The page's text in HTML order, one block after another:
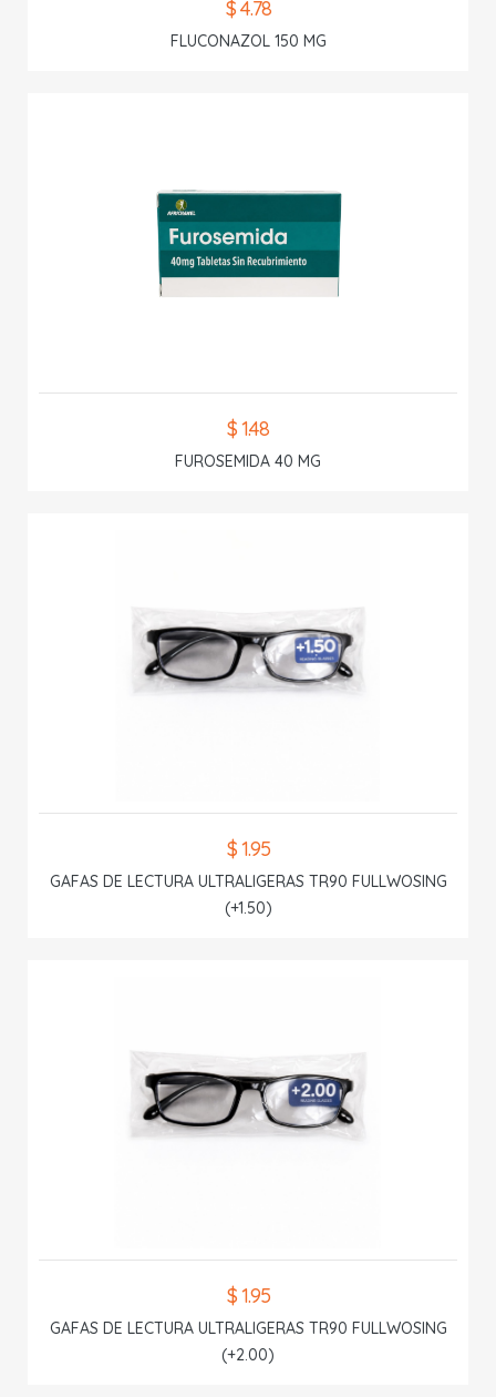
$ 4.78
FLUCONAZOL 150 MG
$ 1.48
FUROSEMIDA 40 MG
$ 1.95
GAFAS DE LECTURA ULTRALIGERAS TR90 FULLWOSING
(+1.50)
$ 1.95
GAFAS DE LECTURA ULTRALIGERAS TR90 FULLWOSING
(+2.00)